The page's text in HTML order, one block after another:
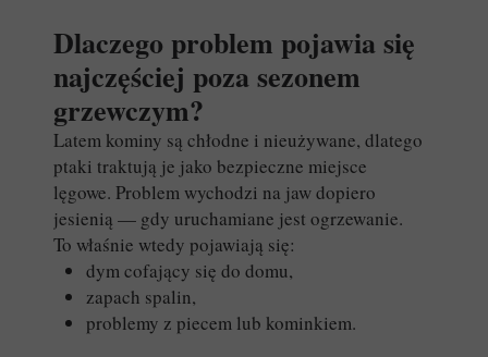
Dlaczego problem pojawia się
najczęściej poza sezonem
grzewczym?
Latem kominy są chłodne i nieużywane, dlatego
ptaki traktują je jako bezpieczne miejsce
lęgowe. Problem wychodzi na jaw dopiero
jesienią — gdy uruchamiane jest ogrzewanie.
To właśnie wtedy pojawiają się:
dym cofający się do domu,
zapach spalin,
problemy z piecem lub kominkiem.